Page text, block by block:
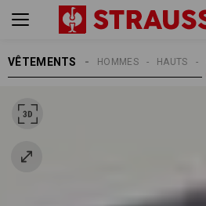
VÊTEMENTS HAUTS
HOMMES